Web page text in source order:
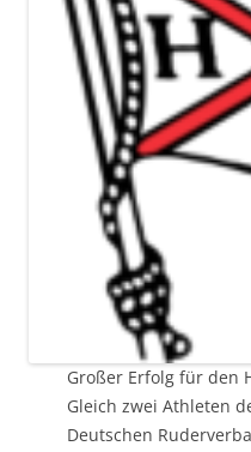
Großer Erfolg für den
Gleich zwei Athleten
Deutschen